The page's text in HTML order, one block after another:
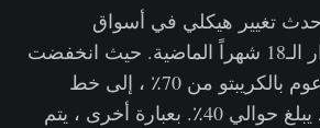
حدث تغيير هيكلي في أسواق
الفيوتشرز على مدار الـ18 شهراً الماضية. حيث انخفضت
نسبة المارجن المدعوم بالكريبتو من 70٪ ، إلى خط
أساس طبيعي جديد يبلغ حوالي 40٪. بعبارة أخرى ، يتم